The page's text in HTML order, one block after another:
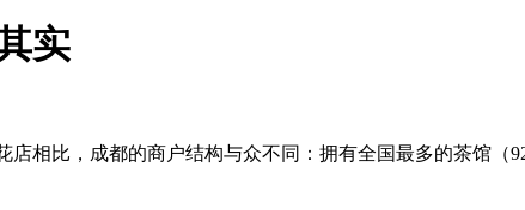
实
相比，成都的商户结构与众不同：拥有全国最多的茶馆（